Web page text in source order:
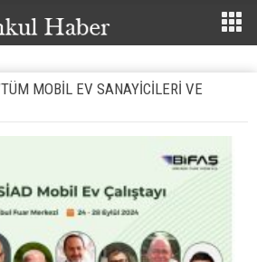
MOBIL EV SANAYICILERI VE